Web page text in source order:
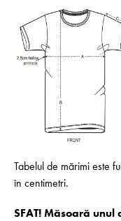
Tabelul de mărimi este
în centimetri.
SFAT! Măsoară